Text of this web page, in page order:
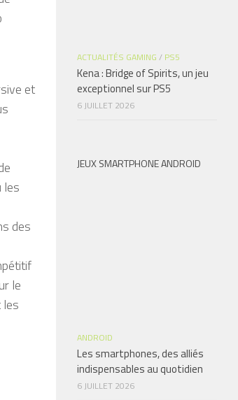
et
les
des
le
les
ACTUALITÉS GAMING / PS5
Kena : Bridge of Spirits, un jeu
exceptionnel sur PS5
6 JUILLET 2026
JEUX SMARTPHONE ANDROID
ANDROID
Les smartphones, des alliés
indispensables au quotidien
6 JUILLET 2026